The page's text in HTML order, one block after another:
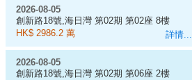
詳情...
2026-08-05
創新路18號,海日灣 第02期 第02座 8樓
A室
HK$ 2986.2 萬
2026-08-05
創新路18號,海日灣 第02期 第06座 2樓